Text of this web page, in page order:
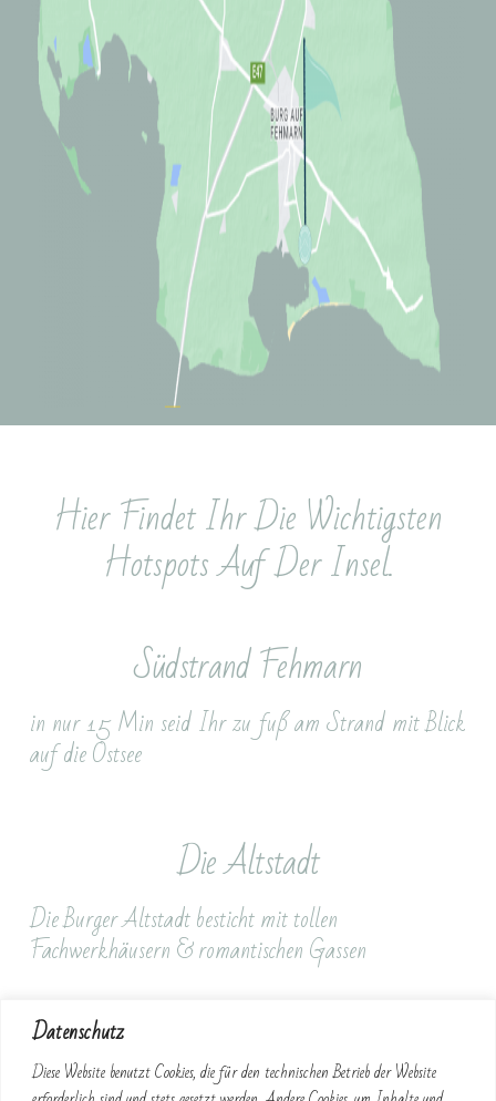
Datenschutz
Diese Website benutzt Cookies, die für den technischen Betrieb der Website
Hier Findet Ihr Die Wichtigsten
Hotspots Auf Der Insel.
Südstrand Fehmarn
in nur 15 Min seid Ihr zu fuß am Strand mit Blick
auf die Ostsee
Die Altstadt
Die Burger Altstadt besticht mit tollen
Fachwerkhäusern & romantischen Gassen
Einkaufen